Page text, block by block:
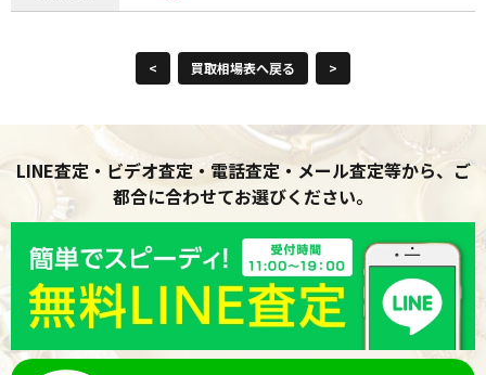
< 買取相場表へ戻る >
LINE査定・ビデオ査定・電話査定・メール査定等から、ご
都合に合わせてお選びください。